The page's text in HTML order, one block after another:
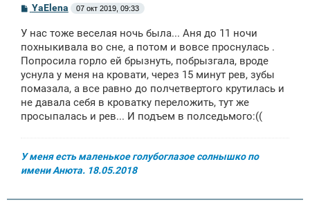
С
о
б
щ
н
и
YaElena 07 окт 2019, 09:33
У нас тоже веселая ночь была... Аня до 11 ночи
похныкивала во сне, а потом и вовсе проснулась .
Попросила горло ей брызнуть, побрызгала, вроде
уснула у меня на кровати, через 15 минут рев, зубы
помазала, а все равно до полчетвертого крутилась и
не давала себя в кроватку переложить, тут же
просыпалась и рев... И подъем в полседьмого:((
У меня есть маленькое голубоглазое солнышко по
имени Анюта. 18.05.2018